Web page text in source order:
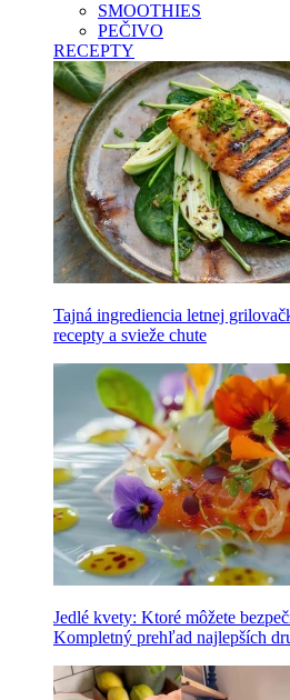
SMOOTHIES
PEČIVO
RECEPTY
Tajná ingrediencia letnej
recepty a svieže chute
Jedlé kvety: Ktoré môžete
Kompletný prehľad najlepších